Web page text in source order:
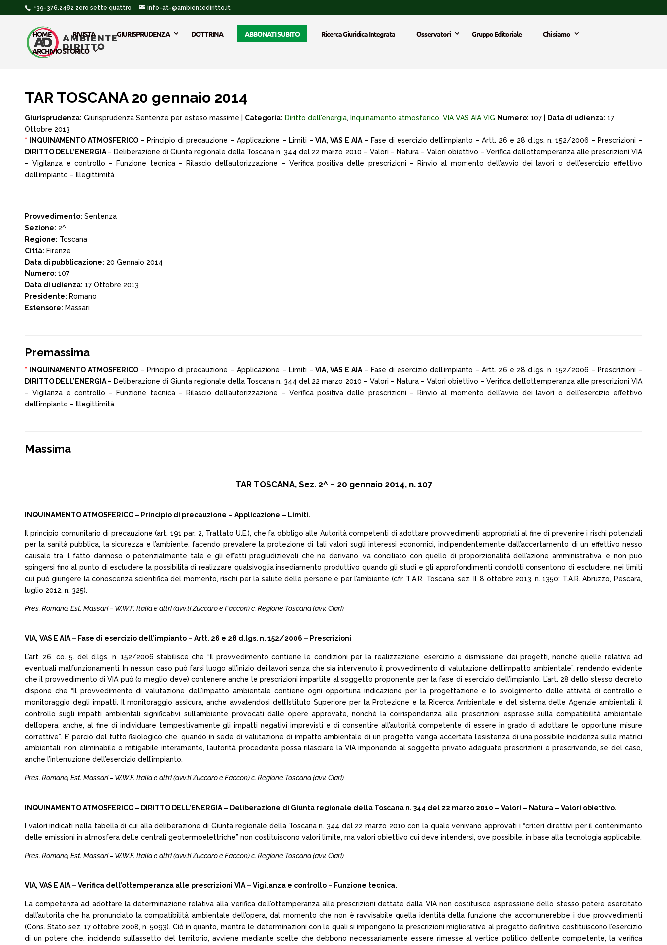
+39-376.2482 zero sette quattro info-at-@ambientediritto.it
HOME RIVISTA GIURISPRUDENZA DOTTRINA ABBONATI SUBITO Ricerca Giuridica Integrata Osservatori Gruppo Editoriale
Chi siamo
ARCHIVIO STORICO
TAR TOSCANA 20 gennaio 2014
Giurisprudenza: Giurisprudenza Sentenze per esteso massime | Categoria: Diritto dell'energia, Inquinamento atmosferico, VIA VAS AIA VIG Numero: 107 | Data di udienza: 17
Ottobre 2013
* INQUINAMENTO ATMOSFERICO – Principio di precauzione – Applicazione – Limiti – VIA, VAS E AIA– Fase di esercizio dell’impianto – Artt. 26 e 28 d.lgs. n. 152/2006 – Prescrizioni –
DIRITTO DELL’ENERGIA – Deliberazione di Giunta regionale della Toscana n. 344 del 22 marzo 2010 – Valori – Natura – Valori obiettivo – Verifica dell’ottemperanza alle prescrizioni VIA
– Vigilanza e controllo – Funzione tecnica – Rilascio dell’autorizzazione – Verifica positiva delle prescrizioni – Rinvio al momento dell’avvio dei lavori o dell’esercizio effettivo
dell’impianto – Illegittimità.
Provvedimento: Sentenza
Sezione: 2^
Regione: Toscana
Città: Firenze
Data di pubblicazione: 20 Gennaio 2014
Numero: 107
Data di udienza: 17 Ottobre 2013
Presidente: Romano
Estensore: Massari
Premassima
* INQUINAMENTO ATMOSFERICO – Principio di precauzione – Applicazione – Limiti – VIA, VAS E AIA– Fase di esercizio dell’impianto – Artt. 26 e 28 d.lgs. n. 152/2006 – Prescrizioni –
DIRITTO DELL’ENERGIA – Deliberazione di Giunta regionale della Toscana n. 344 del 22 marzo 2010 – Valori – Natura – Valori obiettivo – Verifica dell’ottemperanza alle prescrizioni VIA
– Vigilanza e controllo – Funzione tecnica – Rilascio dell’autorizzazione – Verifica positiva delle prescrizioni – Rinvio al momento dell’avvio dei lavori o dell’esercizio effettivo
dell’impianto – Illegittimità.
Massima
TAR TOSCANA, Sez. 2^ – 20 gennaio 2014, n. 107
INQUINAMENTO ATMOSFERICO – Principio di precauzione – Applicazione – Limiti.
Il principio comunitario di precauzione (art. 191 par. 2, Trattato U.E.), che fa obbligo alle Autorità competenti di adottare provvedimenti appropriati al fine di prevenire i rischi potenziali
per la sanità pubblica, la sicurezza e l’ambiente, facendo prevalere la protezione di tali valori sugli interessi economici, indipendentemente dall’accertamento di un effettivo nesso
causale tra il fatto dannoso o potenzialmente tale e gli effetti pregiudizievoli che ne derivano, va conciliato con quello di proporzionalità dell’azione amministrativa, e non può
spingersi fino al punto di escludere la possibilità di realizzare qualsivoglia insediamento produttivo quando gli studi e gli approfondimenti condotti consentono di escludere, nei limiti
cui può giungere la conoscenza scientifica del momento, rischi per la salute delle persone e per l’ambiente (cfr. T.A.R. Toscana, sez. II, 8 ottobre 2013, n. 1350; T.A.R. Abruzzo, Pescara,
luglio 2012, n. 325).
Pres. Romano, Est. Massari – W.W.F. Italia e altri (avv.ti Zuccaro e Faccon) c. Regione Toscana (avv. Ciari)
VIA, VAS E AIA – Fase di esercizio dell’impianto – Artt. 26 e 28 d.lgs. n. 152/2006 – Prescrizioni
L’art. 26, co. 5. del d.lgs. n. 152/2006 stabilisce che “Il provvedimento contiene le condizioni per la realizzazione, esercizio e dismissione dei progetti, nonché quelle relative ad
eventuali malfunzionamenti. In nessun caso può farsi luogo all’inizio dei lavori senza che sia intervenuto il provvedimento di valutazione dell’impatto ambientale”, rendendo evidente
che il provvedimento di VIA può (o meglio deve) contenere anche le prescrizioni impartite al soggetto proponente per la fase di esercizio dell’impianto. L’art. 28 dello stesso decreto
dispone che “Il provvedimento di valutazione dell’impatto ambientale contiene ogni opportuna indicazione per la progettazione e lo svolgimento delle attività di controllo e
monitoraggio degli impatti. Il monitoraggio assicura, anche avvalendosi dell’Istituto Superiore per la Protezione e la Ricerca Ambientale e del sistema delle Agenzie ambientali, il
controllo sugli impatti ambientali significativi sull’ambiente provocati dalle opere approvate, nonché la corrispondenza alle prescrizioni espresse sulla compatibilità ambientale
dell’opera, anche, al fine di individuare tempestivamente gli impatti negativi imprevisti e di consentire all’autorità competente di essere in grado di adottare le opportune misure
correttive”. E’ perciò del tutto fisiologico che, quando in sede di valutazione di impatto ambientale di un progetto venga accertata l’esistenza di una possibile incidenza sulle matrici
ambientali, non eliminabile o mitigabile interamente, l’autorità procedente possa rilasciare la VIA imponendo al soggetto privato adeguate prescrizioni e prescrivendo, se del caso,
anche l’interruzione dell’esercizio dell’impianto.
Pres. Romano, Est. Massari – W.W.F. Italia e altri (avv.ti Zuccaro e Faccon) c. Regione Toscana (avv. Ciari)
INQUINAMENTO ATMOSFERICO – DIRITTO DELL’ENERGIA – Deliberazione di Giunta regionale della Toscana n. 344 del 22 marzo 2010 – Valori – Natura – Valori obiettivo.
I valori indicati nella tabella di cui alla deliberazione di Giunta regionale della Toscana n. 344 del 22 marzo 2010 con la quale venivano approvati i “criteri direttivi per il contenimento
delle emissioni in atmosfera delle centrali geotermoelettriche” non costituiscono valori limite, ma valori obiettivo cui deve intendersi, ove possibile, in base alla tecnologia applicabile.
Pres. Romano, Est. Massari – W.W.F. Italia e altri (avv.ti Zuccaro e Faccon) c. Regione Toscana (avv. Ciari)
VIA, VAS E AIA – Verifica dell’ottemperanza alle prescrizioni VIA – Vigilanza e controllo – Funzione tecnica.
La competenza ad adottare la determinazione relativa alla verifica dell’ottemperanza alle prescrizioni dettate dalla VIA non costituisce espressione dello stesso potere esercitato
dall’autorità che ha pronunciato la compatibilità ambientale dell’opera, dal momento che non è ravvisabile quella identità della funzione che accomunerebbe i due provvedimenti
(Cons. Stato sez. 17 ottobre 2008, n. 5093). Ciò in quanto, mentre le determinazioni con le quali si impongono le prescrizioni migliorative al progetto definitivo costituiscono l’esercizio
di un potere che, incidendo sull’assetto del territorio, avviene mediante scelte che debbono necessariamente essere rimesse al vertice politico dell’ente competente, la verifica